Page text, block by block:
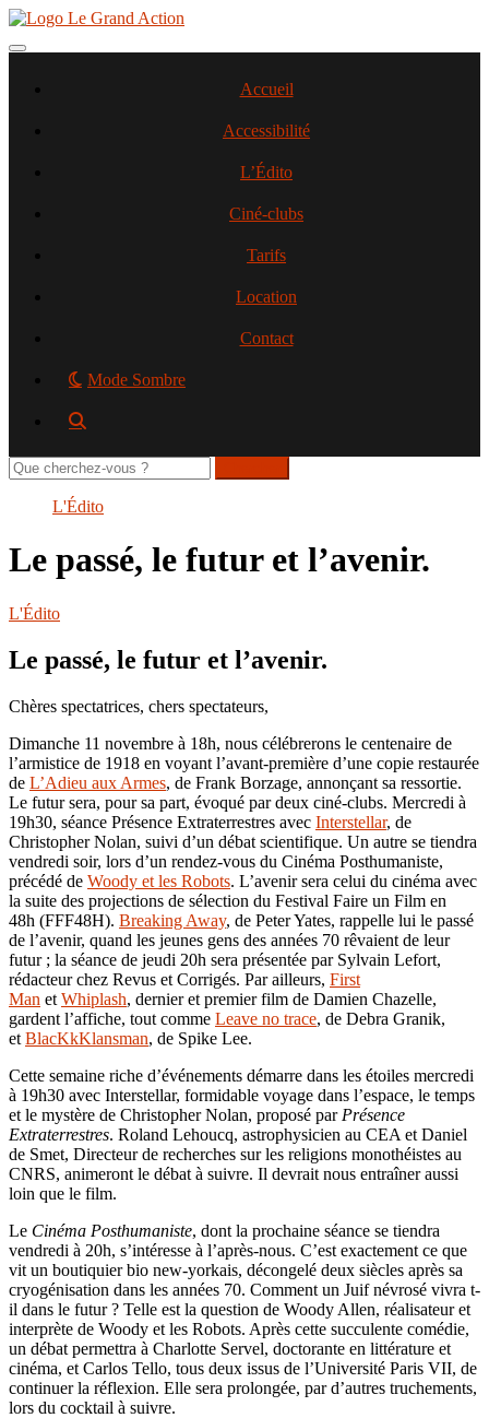
Aller
contenu
Toggle navigation
Accueil
Accessibilité
L’Édito
Ciné-clubs
Tarifs
Location
Contact
Mode Sombre
Rechercher
sur
L'Édito
Le passé, le futur et l’avenir.
L'Édito
Le passé, le futur et l’avenir.
Chères spectatrices, chers spectateurs,
Dimanche 11 novembre à 18h, nous célébrerons le centenaire de
l’armistice de 1918 en voyant l’avant-première d’une copie restaurée
de L’Adieu aux Armes, de Frank Borzage, annonçant sa ressortie.
Le futur sera, pour sa part, évoqué par deux ciné-clubs. Mercredi à
19h30, séance Présence Extraterrestres avec Interstellar, de
Christopher Nolan, suivi d’un débat scientifique. Un autre se tiendra
vendredi soir, lors d’un rendez-vous du Cinéma Posthumaniste,
précédé de Woody et les Robots. L’avenir sera celui du cinéma avec
la suite des projections de sélection du Festival Faire un Film en
48h (FFF48H). Breaking Away, de Peter Yates, rappelle lui le passé
de l’avenir, quand les jeunes gens des années 70 rêvaient de leur
futur ; la séance de jeudi 20h sera présentée par Sylvain Lefort,
rédacteur chez Revus et Corrigés. Par ailleurs, First
Man et Whiplash, dernier et premier film de Damien Chazelle,
gardent l’affiche, tout comme Leave no trace, de Debra Granik,
et BlacKkKlansman, de Spike Lee.
Cette semaine riche d’événements démarre dans les étoiles mercredi
à 19h30 avec Interstellar, formidable voyage dans l’espace, le temps
et le mystère de Christopher Nolan, proposé par Présence
Extraterrestres. Roland Lehoucq, astrophysicien au CEA et Daniel
de Smet, Directeur de recherches sur les religions monothéistes au
CNRS, animeront le débat à suivre. Il devrait nous entraîner aussi
loin que le film.
Le Cinéma Posthumaniste, dont la prochaine séance se tiendra
vendredi à 20h, s’intéresse à l’après-nous. C’est exactement ce que
vit un boutiquier bio new-yorkais, décongelé deux siècles après sa
cryogénisation dans les années 70. Comment un Juif névrosé vivra t-
il dans le futur ? Telle est la question de Woody Allen, réalisateur et
interprète de Woody et les Robots. Après cette succulente comédie,
un débat permettra à Charlotte Servel, doctorante en littérature et
cinéma, et Carlos Tello, tous deux issus de l’Université Paris VII, de
continuer la réflexion. Elle sera prolongée, par d’autres truchements,
lors du cocktail à suivre.